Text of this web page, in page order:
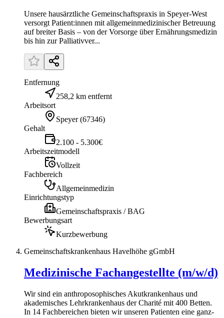
Unsere hausärztliche Gemeinschaftspraxis in Speyer-West
versorgt Patient:innen mit allgemeinmedizinischer Betreuung
auf breiter Basis – von der Vorsorge über Ernährungsmedizin
bis hin zur Palliativver...
Entfernung
258,2 km entfernt
Arbeitsort
Speyer (67346)
Gehalt
2.100 - 5.300€
Arbeitszeitmodell
Vollzeit
Fachbereich
Allgemeinmedizin
Einrichtungstyp
Gemeinschaftspraxis / BAG
Bewerbungsart
Kurzbewerbung
Gemeinschaftskrankenhaus Havelhöhe gGmbH
Medizinische Fachangestellte (m/w/d)
Wir sind ein anthro­poso­phisches Akut­krankenhaus und
akademisches Lehr­kranken­haus der Charité mit 400 Betten.
In 14 Fach­bereichen bieten wir unseren Patienten eine ganz­